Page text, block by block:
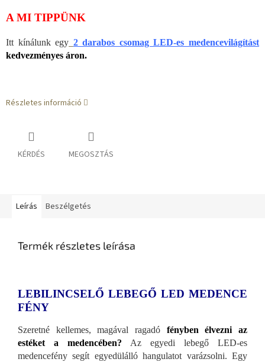
A MI TIPPÜNK
Itt kínálunk egy 2 darabos csomag LED-es medencevilágítást
kedvezményes áron.
Részletes információ
KÉRDÉS MEGOSZTÁS
Leírás Beszélgetés
Termék részletes leírása
LEBILINCSELŐ LEBEGŐ LED MEDENCE
FÉNY
Szeretné kellemes, magával ragadó fényben élvezni az
estéket a medencében? Az egyedi lebegő LED-es
medencefény segít egyedülálló hangulatot varázsolni. Egy